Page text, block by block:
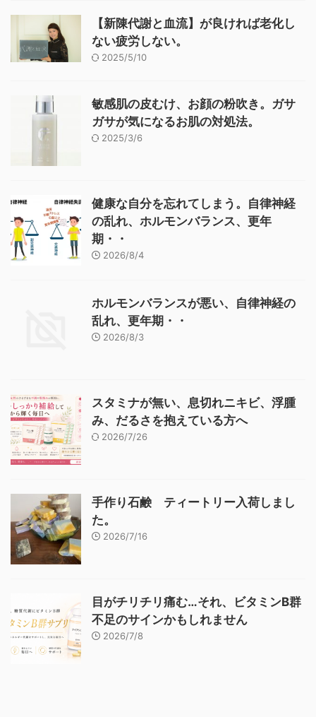
【新陳代謝と血流】が良ければ老化し
ない疲労しない。
2025/5/10
敏感肌の皮むけ、お顔の粉吹き。ガサ
ガサが気になるお肌の対処法。
2025/3/6
健康な自分を忘れてしまう。自律神経
の乱れ、ホルモンバランス、更年
期・・
2026/8/4
ホルモンバランスが悪い、自律神経の
乱れ、更年期・・
2026/8/3
スタミナが無い、息切れニキビ、浮腫
み、だるさを抱えている方へ
2026/7/26
手作り石鹸 ティートリー入荷しまし
た。
2026/7/16
目がチリチリ痛む…それ、ビタミンB群
不足のサインかもしれません
2026/7/8